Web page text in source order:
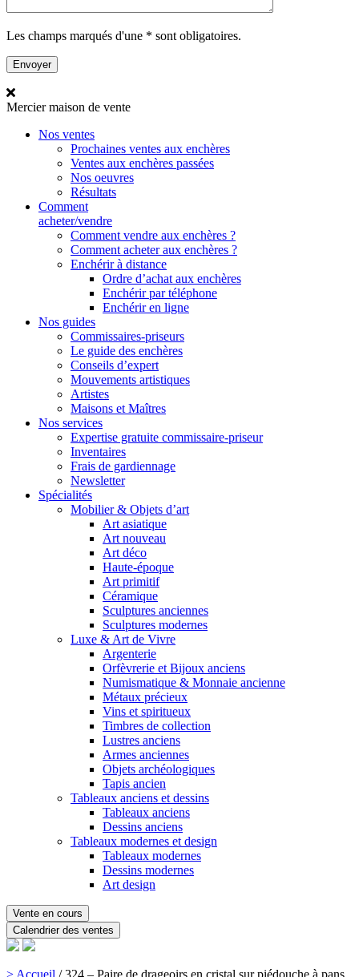
Les champs marqués d'une * sont obligatoires.
Merciermaison de vente
Nos ventes
Prochaines ventes aux enchères
Ventes aux enchères passées
Nos oeuvres
Résultats
Comment
acheter/vendre
Comment vendre aux enchères ?
Comment acheter aux enchères ?
Enchérir à distance
Ordre d’achat aux enchères
Enchérir par téléphone
Enchérir en ligne
Nos guides
Commissaires-priseurs
Le guide des enchères
Conseils d’expert
Mouvements artistiques
Artistes
Maisons et Maîtres
Nos services
Expertise gratuite commissaire-priseur
Inventaires
Frais de gardiennage
Newsletter
Spécialités
Mobilier & Objets d’art
Art asiatique
Art nouveau
Art déco
Haute-époque
Art primitif
Céramique
Sculptures anciennes
Sculptures modernes
Luxe & Art de Vivre
Argenterie
Orfèvrerie et Bijoux anciens
Numismatique & Monnaie ancienne
Métaux précieux
Vins et spiritueux
Timbres de collection
Lustres anciens
Armes anciennes
Objets archéologiques
Tapis ancien
Tableaux anciens et dessins
Tableaux anciens
Dessins anciens
Tableaux modernes et design
Tableaux modernes
Dessins modernes
Art design
Vente en cours
Calendrier des ventes
> Accueil /324 – Paire de drageoirs en cristal sur piédouche à pans